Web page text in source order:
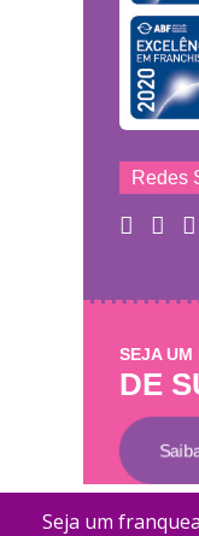
Redes
SEJA UM
DE
Mary